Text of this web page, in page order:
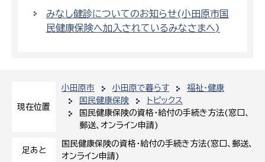
現在位置
小田原市 小田原で暮らす
福祉・健康
国民健康保険
トピックス
国民健康保険の資格・給付の手続き方法(窓口、
郵送、オンライン申請)
足あと
国民健康保険の資格・給付の手続き方法(窓口、郵送、
オンライン申請)
みなし健診についてのお知らせ(小田原市国
民健康保険へ加入されているみなさまへ)